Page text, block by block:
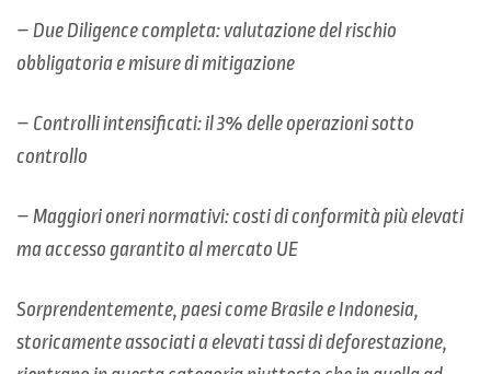
– Due Diligence completa: valutazione del rischio
obbligatoria e misure di mitigazione
– Controlli intensificati: il 3% delle operazioni sotto
controllo
– Maggiori oneri normativi: costi di conformità più elevati
ma accesso garantito al mercato UE
Sorprendentemente, paesi come Brasile e Indonesia,
storicamente associati a elevati tassi di deforestazione,